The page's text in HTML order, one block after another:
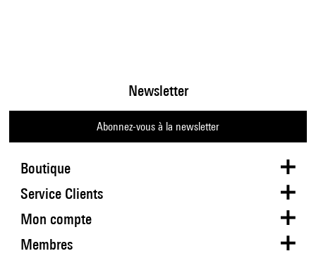
Boutique
Newsletter
Abonnez-vous à la newsletter
Service Clients
Mon compte
Membres